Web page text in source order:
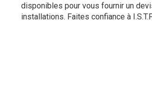
disponibles pour vous fournir un
installations. Faites confiance à